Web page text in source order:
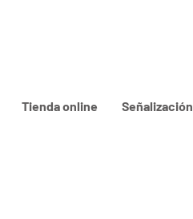
Tienda online Señalización